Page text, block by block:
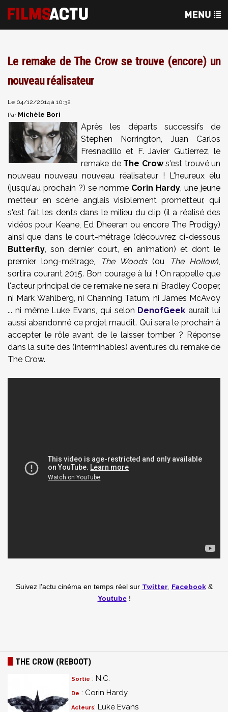
Le remake de The Crow se trouve (encore) un
nouveau réalisateur
Le 04/12/2014 à 10:32
Par Michèle Bori
Après les départs successifs de
Stephen Norrington, Juan Carlos
Fresnadillo et F. Javier Gutierrez, le
remake de The Crows'est trouvé un
nouveau nouveau nouveau réalisateur ! L'heureux élu
(jusqu'au prochain ?) se nomme Corin Hardy, une jeune
metteur en scène anglais visiblement prometteur, qui
s'est fait les dents dans le milieu du clip (il a réalisé des
vidéos pour Keane, Ed Dheeran ou encore The Prodigy)
ainsi que dans le court-métrage (découvrez ci-dessous
Butterfly, son dernier court, en animation) et dont le
premier long-métrage,
The Woods(ou The Hollow),
sortira courant 2015. Bon courage à lui ! On rappelle que
l'acteur principal de ce remake ne sera ni Bradley Cooper,
ni Mark Wahlberg, ni Channing Tatum, ni James McAvoy
... ni même Luke Evans, qui selon DenofGeek aurait lui
aussi abandonné ce projet maudit. Qui sera le prochain à
accepter le rôle avant de le laisser tomber ? Réponse
dans la suite des (interminables) aventures du remake de
The Crow.
Suivez l'actu cinéma en temps réel sur Twitter Facebook&
Youtube!
THE CROW (REBOOT)
Sortie : N.C.
De : Corin Hardy
Acteurs: Luke Evans